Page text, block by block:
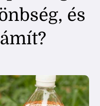
és